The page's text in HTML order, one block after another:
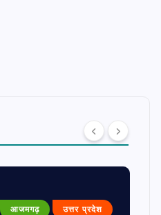
आजमगढ़ उत्तर प्रदेश